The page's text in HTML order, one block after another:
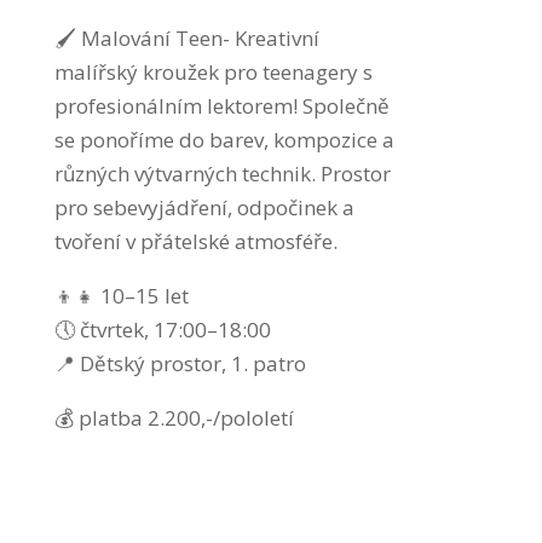
🖌️ Malování Teen- Kreativní
malířský kroužek pro teenagery s
profesionálním lektorem! Společně
se ponoříme do barev, kompozice a
různých výtvarných technik. Prostor
pro sebevyjádření, odpočinek a
tvoření v přátelské atmosféře.
👦👧 10–15 let
🕔 čtvrtek, 17:00–18:00
📍 Dětský prostor, 1. patro
💰 platba 2.200,-/pololetí